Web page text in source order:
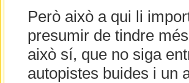
Però això a qui li
presumir de tindre
això sí, que no siga
autopistes buides i un